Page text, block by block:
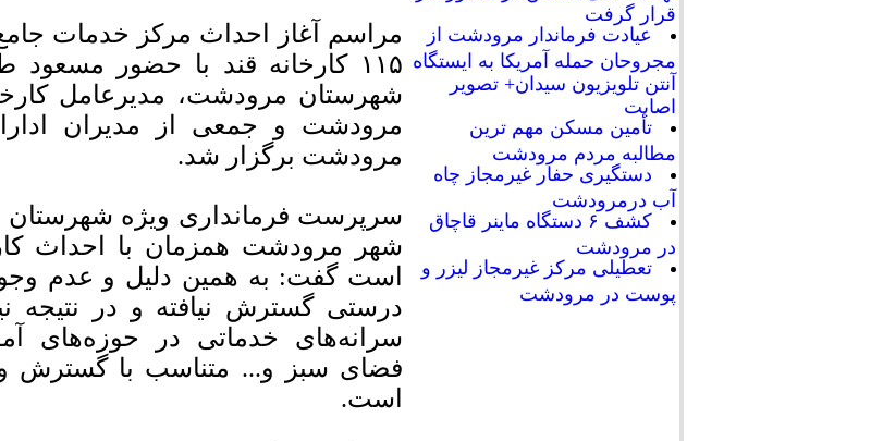
قرار گرفت
عیادت فرماندار مرودشت از
مجروحان حمله آمریکا به ایستگاه
آنتن تلویزیون سیدان+ تصویر
اصابت
تأمین مسکن مهم ترین
مطالبه مردم مرودشت
دستگیری حفار غیرمجاز چاه
آب درمرودشت
کشف ۶ دستگاه ماینر قاچاق
در مرودشت
تعطیلی مرکز غیرمجاز لیزر و
پوست در مرودشت
۱۱۵ کارخانه قند با حضور
شهرستان مرودشت، مدیرعامل
مرودشت و جمعی از مدیران
مرودشت برگزار شد.
سرپرست فرمانداری ویژه شهرستان
شهر مرودشت همزمان با احداث
است گفت: به همین دلیل و عدم
درستی گسترش نیافته و در نتیجه
سرانه‌های خدماتی در حوزه‌های
فضای سبز و... متناسب با گسترش
است.